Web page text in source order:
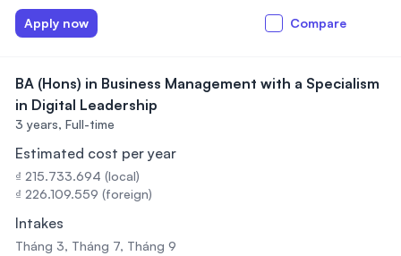
Apply now Compare
BA (Hons) in Business Management with a Specialism
in Digital Leadership
3 years, Full-time
Estimated cost per year
₫ 215.733.694 (local)
₫ 226.109.559 (foreign)
Intakes
Tháng 3, Tháng 7, Tháng 9